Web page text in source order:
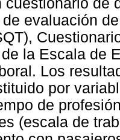
evaluación
la Escala de
Los
por
de
(escala de